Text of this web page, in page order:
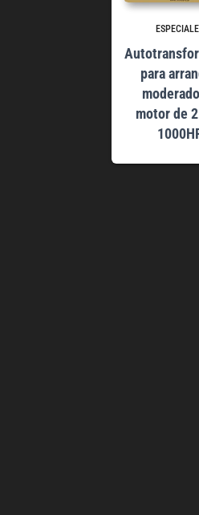
para
motor de